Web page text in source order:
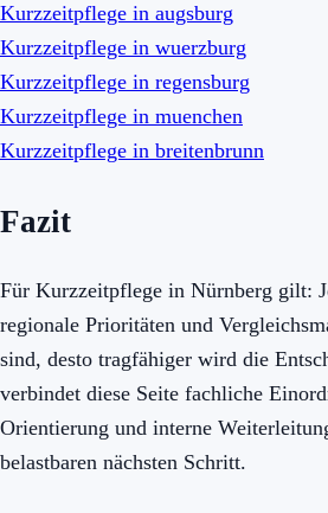
Kurzzeitpflege in augsburg
Kurzzeitpflege in wuerzburg
Kurzzeitpflege in regensburg
Kurzzeitpflege in muenchen
Kurzzeitpflege in breitenbrunn
Fazit
Für Kurzzeitpflege in Nürnberg gilt:
regionale Prioritäten und
sind, desto tragfähiger wird die
verbindet diese Seite fachliche
Orientierung und interne
belastbaren nächsten Schritt.